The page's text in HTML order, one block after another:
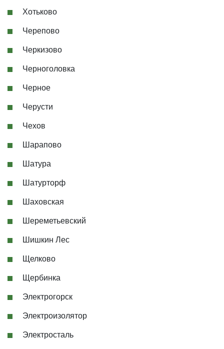
Хотьково
Черепово
Черкизово
Черноголовка
Черное
Черусти
Чехов
Шарапово
Шатура
Шатурторф
Шаховская
Шереметьевский
Шишкин Лес
Щелково
Щербинка
Электрогорск
Электроизолятор
Электросталь